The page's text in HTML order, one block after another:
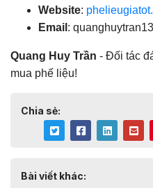
Website:
Email :
Quang Huy Trần - Đối tác
mua phế liệu!
Chia sẻ:
Bài viết khác: